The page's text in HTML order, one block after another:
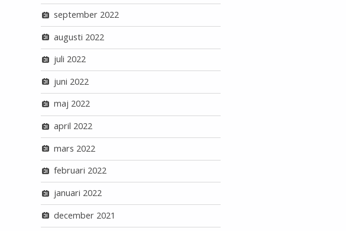
september 2022
augusti 2022
juli 2022
juni 2022
maj 2022
april 2022
mars 2022
februari 2022
januari 2022
december 2021